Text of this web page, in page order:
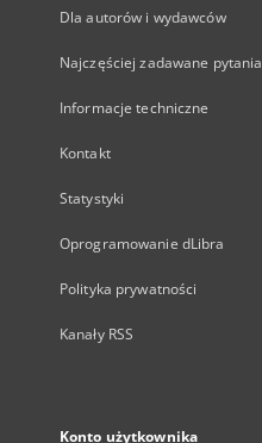
Dla autorów i wydawców
Najczęściej zadawane pytania
Informacje techniczne
Kontakt
Statystyki
Oprogramowanie dLibra
Polityka prywatności
Kanały RSS
Konto użytkownika